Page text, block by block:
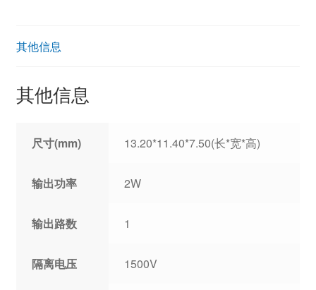
其他信息
其他信息
尺寸(mm) 13.20*11.40*7.50(长*宽*高)
输出功率 2W
输出路数 1
隔离电压 1500V